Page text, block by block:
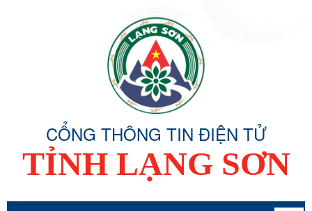
CỔNG THÔNG TIN ĐIỆN TỬ
TỈNH LẠNG SƠN